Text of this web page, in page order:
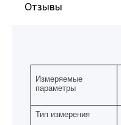
Отзывы
Измеряемые
параметры
Тип измерения